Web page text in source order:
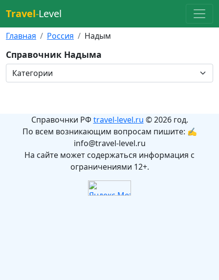
Travel-Level
Главная Россия Надым
Справочник Надыма
Справочнки РФ travel-level.ru © 2026 год.
По всем возникающим вопросам пишите: ✍
info@travel-level.ru
На сайте может содержаться информация с
ограничениями 12+.